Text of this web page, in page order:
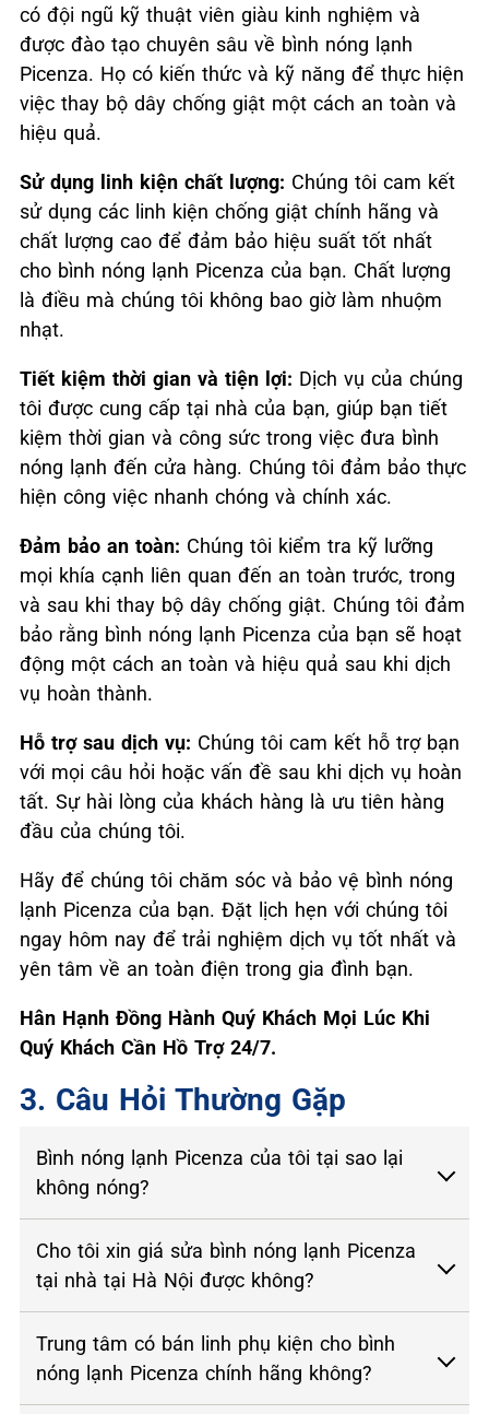
có đội ngũ kỹ thuật viên giàu kinh nghiệm và
được đào tạo chuyên sâu về bình nóng lạnh
Picenza. Họ có kiến thức và kỹ năng để thực hiện
việc thay bộ dây chống giật một cách an toàn và
hiệu quả.
Sử dụng linh kiện chất lượng: Chúng tôi cam kết
sử dụng các linh kiện chống giật chính hãng và
chất lượng cao để đảm bảo hiệu suất tốt nhất
cho bình nóng lạnh Picenza của bạn. Chất lượng
là điều mà chúng tôi không bao giờ làm nhuộm
nhạt.
Tiết kiệm thời gian và tiện lợi: Dịch vụ của chúng
tôi được cung cấp tại nhà của bạn, giúp bạn tiết
kiệm thời gian và công sức trong việc đưa bình
nóng lạnh đến cửa hàng. Chúng tôi đảm bảo thực
hiện công việc nhanh chóng và chính xác.
Đảm bảo an toàn: Chúng tôi kiểm tra kỹ lưỡng
mọi khía cạnh liên quan đến an toàn trước, trong
và sau khi thay bộ dây chống giật. Chúng tôi đảm
bảo rằng bình nóng lạnh Picenza của bạn sẽ hoạt
động một cách an toàn và hiệu quả sau khi dịch
vụ hoàn thành.
Hỗ trợ sau dịch vụ: Chúng tôi cam kết hỗ trợ bạn
với mọi câu hỏi hoặc vấn đề sau khi dịch vụ hoàn
tất. Sự hài lòng của khách hàng là ưu tiên hàng
đầu của chúng tôi.
Hãy để chúng tôi chăm sóc và bảo vệ bình nóng
lạnh Picenza của bạn. Đặt lịch hẹn với chúng tôi
ngay hôm nay để trải nghiệm dịch vụ tốt nhất và
yên tâm về an toàn điện trong gia đình bạn.
Hân Hạnh Đồng Hành Quý Khách Mọi Lúc Khi
Quý Khách Cần Hồ Trợ 24/7.
3. Câu Hỏi Thường Gặp
Bình nóng lạnh Picenza của tôi tại sao lại
không nóng?
Cho tôi xin giá sửa bình nóng lạnh Picenza
tại nhà tại Hà Nội được không?
Trung tâm có bán linh phụ kiện cho bình
nóng lạnh Picenza chính hãng không?